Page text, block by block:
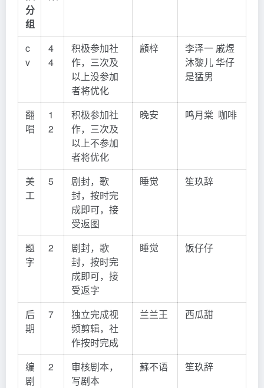
分
组
c
v
4
4
积极参加社
作，三次及
以上没参加
者将优化
顧梓
李泽一 戚煜
沐黎儿 华仔
是猛男
翻
唱
1
2
积极参加社
作，三次及
以上不参加
者将优化
晚安 鸣月棠 咖啡
美
工
5
剧封，歌
封，按时完
成即可，接
受返图
睡觉 笙玖辞
题
字
2
剧封，歌
封，按时完
成即可，接
受返字
睡觉 饭仔仔
后
期
7
独立完成视
频剪辑，社
作按时完成
兰兰王 西瓜甜
编
剧
2
审核剧本，
写剧本
蘇不语 笙玖辞